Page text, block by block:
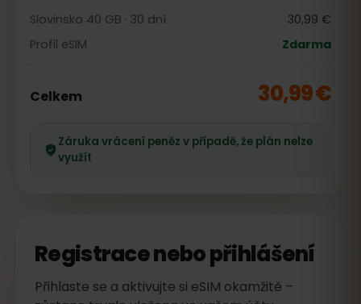
Slovinsko 40 GB · 30 dní
30,99 €
Profil eSIM
Zdarma
Celkem 30,99 €
Záruka vrácení peněz v případě, že plán nelze
využít
Registrace nebo přihlášení
Přihlaste se a aktivujte si eSIM okamžitě –